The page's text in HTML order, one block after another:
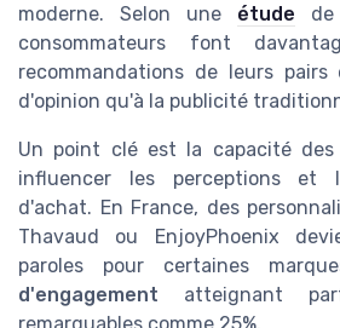
moderne. Selon une étude de
consommateurs font
recommandations de leurs
d'opinion qu'à la publicité
Un point clé est la capacité des
influencer les perceptions et
d'achat. En France, des
Thavaud ou EnjoyPhoenix
paroles pour certaines
d'engagement atteignant
remarquables comme 25%.